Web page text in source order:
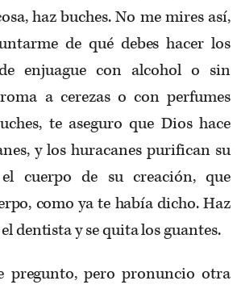
haz buches. No me mires así,
de qué debes hacer los
enjuague con alcohol o sin
a cerezas o con perfumes
te aseguro que Dios hace
y los huracanes purifican su
cuerpo de su creación, que
como ya te había dicho. Haz
dentista y se quita los guantes.
pregunto, pero pronuncio otra